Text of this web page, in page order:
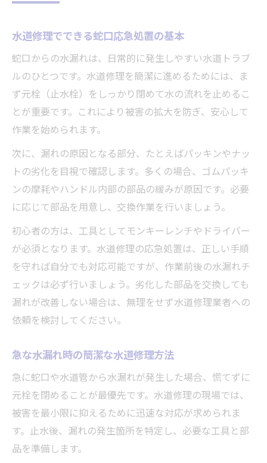
水道修理でできる蛇口応急処置の基本
蛇口からの水漏れは、日常的に発生しやすい水道トラブ
ルのひとつです。水道修理を簡潔に進めるためには、ま
ず元栓（止水栓）をしっかり閉めて水の流れを止めるこ
とが重要です。これにより被害の拡大を防ぎ、安心して
作業を始められます。
次に、漏れの原因となる部分、たとえばパッキンやナッ
トの劣化を目視で確認します。多くの場合、ゴムパッキ
ンの摩耗やハンドル内部の部品の緩みが原因です。必要
に応じて部品を用意し、交換作業を行いましょう。
初心者の方は、工具としてモンキーレンチやドライバー
が必須となります。水道修理の応急処置は、正しい手順
を守れば自分でも対応可能ですが、作業前後の水漏れチ
ェックは必ず行いましょう。劣化した部品を交換しても
漏れが改善しない場合は、無理をせず水道修理業者への
依頼を検討してください。
急な水漏れ時の簡潔な水道修理方法
急に蛇口や水道管から水漏れが発生した場合、慌てずに
元栓を閉めることが最優先です。水道修理の現場では、
被害を最小限に抑えるために迅速な対応が求められま
す。止水後、漏れの発生箇所を特定し、必要な工具と部
品を準備します。